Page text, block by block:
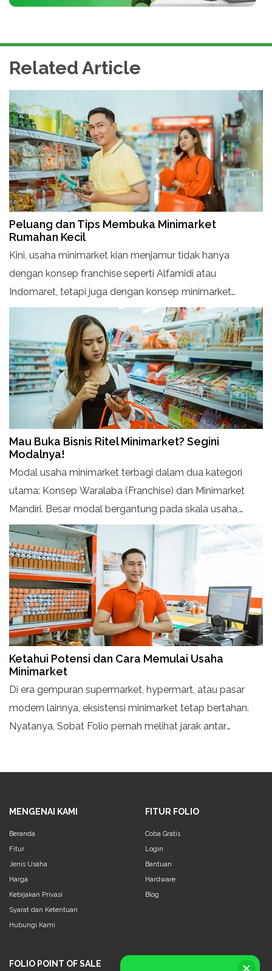
Related Article
Peluang dan Tips Membuka Minimarket
Rumahan Kecil
Kini, usaha minimarket kian menjamur tidak hanya
dengan konsep franchise seperti Alfamidi atau
Indomaret, tetapi juga dengan konsep minimarket
rumahan. Untuk memulai usaha minimarket, ada
beberapa langkah yang perlu
Mau Buka Bisnis Ritel Minimarket? Segini
Modalnya!
Modal usaha minimarket terbagi dalam dua kategori
utama: Konsep Waralaba (Franchise) dan Minimarket
Mandiri. Besar modal bergantung pada skala usaha,
lokasi, dan peralatan yang digunakan.
Ketahui Potensi dan Cara Memulai Usaha
Minimarket
Di era gempuran supermarket, hypermart, atau pasar
modern lainnya, eksistensi minimarket tetap bertahan.
Nyatanya, Sobat Folio pernah melihat jarak antar
MENGENAI KAMI
Beranda
Fitur
Jenis Usaha
Harga
Kebijakan Privasi
Syarat dan Ketentuan
Hubungi Kami
FITUR FOLIO
Coba Gratis
Login
Bantuan
Hardware
Blog
FOLIO POINT OF SALE